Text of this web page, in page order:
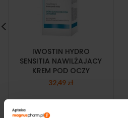
IWOSTIN HYDRO
SENSITIA NAWILŻAJACY
KREM POD OCZY
32,49 zł